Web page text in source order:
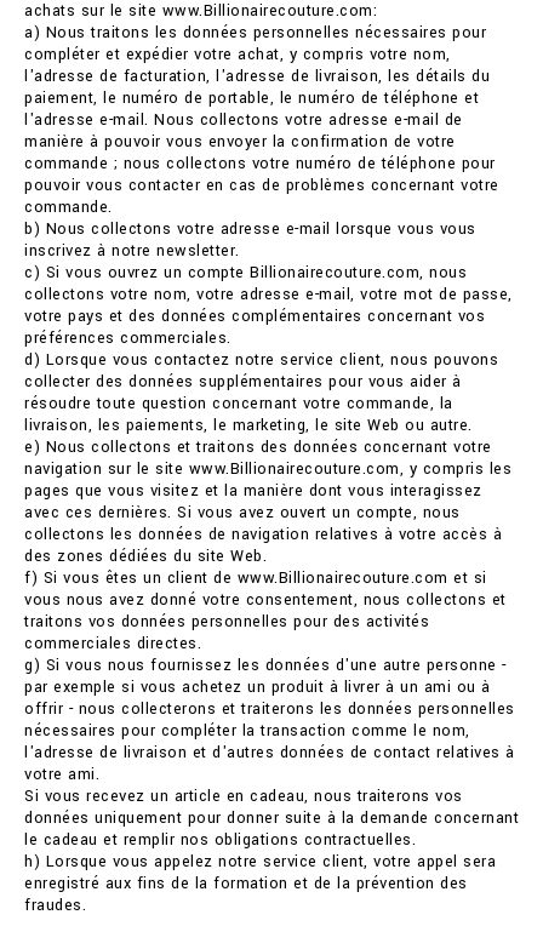
achats sur le site www.Billionairecouture.com:
a) Nous traitons les données personnelles nécessaires pour
compléter et expédier votre achat, y compris votre nom,
l'adresse de facturation, l'adresse de livraison, les détails du
paiement, le numéro de portable, le numéro de téléphone et
l'adresse e-mail. Nous collectons votre adresse e-mail de
manière à pouvoir vous envoyer la confirmation de votre
commande ; nous collectons votre numéro de téléphone pour
pouvoir vous contacter en cas de problèmes concernant votre
commande.
b) Nous collectons votre adresse e-mail lorsque vous vous
inscrivez à notre newsletter.
c) Si vous ouvrez un compte Billionairecouture.com, nous
collectons votre nom, votre adresse e-mail, votre mot de passe,
votre pays et des données complémentaires concernant vos
préférences commerciales.
d) Lorsque vous contactez notre service client, nous pouvons
collecter des données supplémentaires pour vous aider à
résoudre toute question concernant votre commande, la
livraison, les paiements, le marketing, le site Web ou autre.
e) Nous collectons et traitons des données concernant votre
navigation sur le site www.Billionairecouture.com, y compris les
pages que vous visitez et la manière dont vous interagissez
avec ces dernières. Si vous avez ouvert un compte, nous
collectons les données de navigation relatives à votre accès à
des zones dédiées du site Web.
f) Si vous êtes un client de www.Billionairecouture.com et si
vous nous avez donné votre consentement, nous collectons et
traitons vos données personnelles pour des activités
commerciales directes.
g) Si vous nous fournissez les données d'une autre personne -
par exemple si vous achetez un produit à livrer à un ami ou à
offrir - nous collecterons et traiterons les données personnelles
nécessaires pour compléter la transaction comme le nom,
l'adresse de livraison et d'autres données de contact relatives à
votre ami.
Si vous recevez un article en cadeau, nous traiterons vos
données uniquement pour donner suite à la demande concernant
le cadeau et remplir nos obligations contractuelles.
h) Lorsque vous appelez notre service client, votre appel sera
enregistré aux fins de la formation et de la prévention des
fraudes.